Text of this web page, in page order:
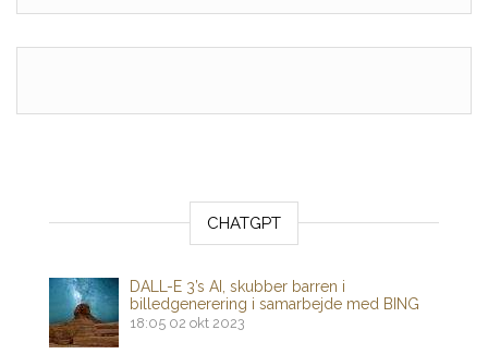
CHATGPT
DALL-E 3’s AI, skubber barren i
billedgenerering i samarbejde med BING
18:05 02 okt 2023